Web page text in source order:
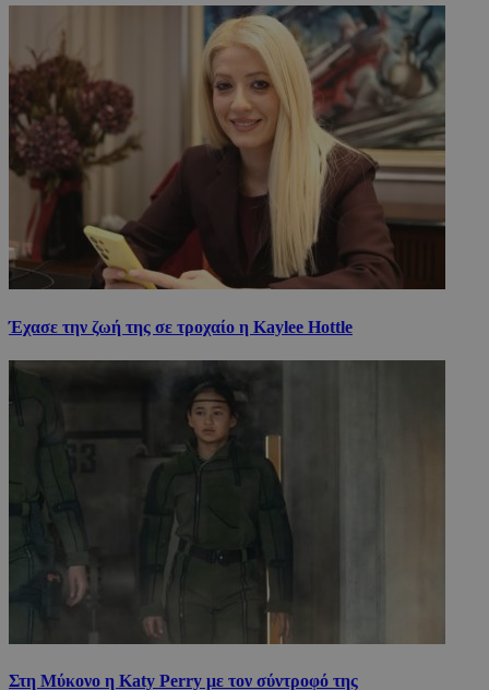
Έχασε την ζωή της σε τροχαίο η Kaylee Hottle
Στη Μύκονο η Katy Perry με τον σύντροφό της